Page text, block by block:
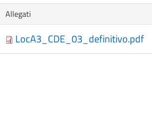
Nascondi
Allegati
LocA3_CDE_03_definitivo.pdf